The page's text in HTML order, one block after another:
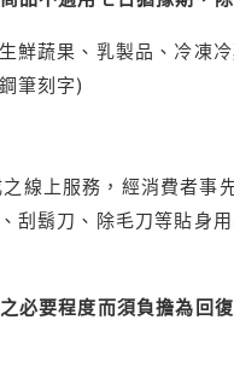
鮮蔬果、乳製品、冷凍
筆刻字)
線上服務，經消費者事
刮鬍刀、除毛刀等貼身
必要程度而須負擔為回